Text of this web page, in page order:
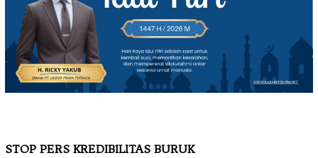
STOP PERS KREDIBILITAS BURUK